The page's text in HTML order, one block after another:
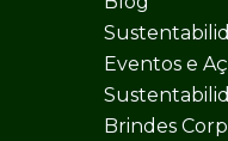
Eventos e
Brindes